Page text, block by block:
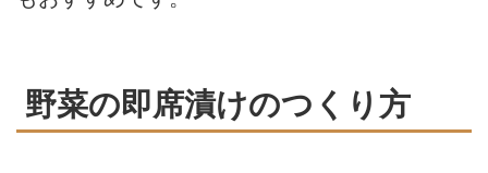
野菜の即席漬けのつくり方